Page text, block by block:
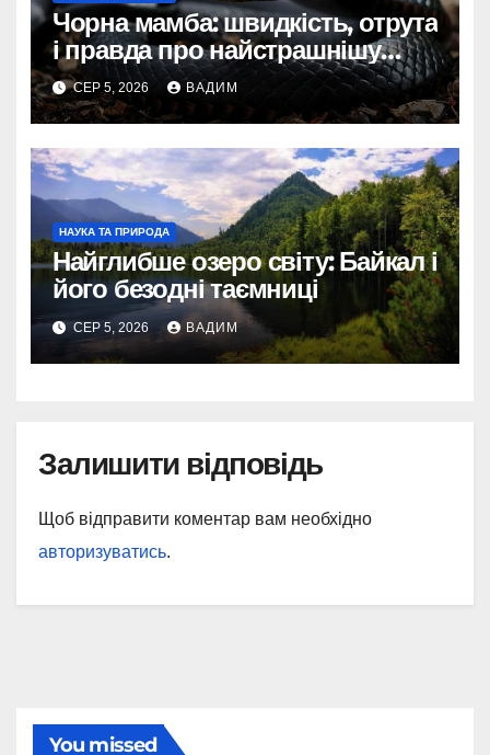
Чорна мамба: швидкість, отрута
і правда про найстрашнішу
змію Африки
СЕР 5, 2026 ВАДИМ
НАУКА ТА ПРИРОДА
Найглибше озеро світу: Байкал і
його безодні таємниці
СЕР 5, 2026 ВАДИМ
Залишити відповідь
Щоб відправити коментар вам необхідно
авторизуватись.
You missed